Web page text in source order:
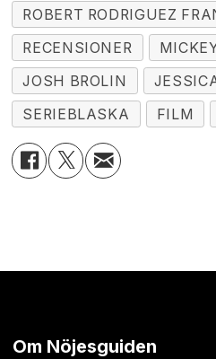
ROBERT RODRIGUEZ
RECENSIONER
JOSH BROLIN
SERIEBLASKA
FILM
Om Nöjesguiden